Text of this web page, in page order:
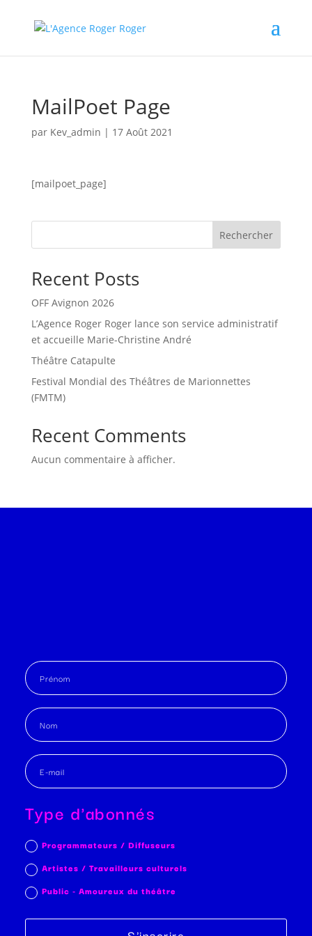
MailPoet Page
par Kev_admin | 17 Août 2021
[mailpoet_page]
Rechercher
Recent Posts
OFF Avignon 2026
L’Agence Roger Roger lance son service administratif
et accueille Marie-Christine André
Théâtre Catapulte
Festival Mondial des Théâtres de Marionnettes
(FMTM)
Recent Comments
Aucun commentaire à afficher.
Type d'abonnés
Programmateurs / Diffuseurs
Artistes / Travailleurs culturels
Public - Amoureux du théâtre